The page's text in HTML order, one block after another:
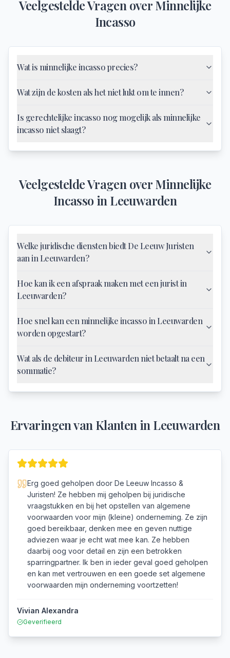
Veelgestelde Vragen overMinnelijke
Incasso
Wat is minnelijke incasso precies?
Wat zijn de kosten als het niet lukt om te innen?
Is gerechtelijke incasso nog mogelijk als minnelijke
incasso niet slaagt?
Veelgestelde Vragen overMinnelijke
Incassoin Leeuwarden
Welke juridische diensten biedt De Leeuw Juristen
aan in Leeuwarden?
Hoe kan ik een afspraak maken met een jurist in
Leeuwarden?
Hoe snel kan een minnelijke incasso in Leeuwarden
worden opgestart?
Wat als de debiteur in Leeuwarden niet betaalt na een
sommatie?
Ervaringen van Klanten in Leeuwarden
Erg goed geholpen door De Leeuw Incasso &
Juristen! Ze hebben mij geholpen bij juridische
vraagstukken en bij het opstellen van algemene
voorwaarden voor mijn (kleine) onderneming. Ze zijn
goed bereikbaar, denken mee en geven nuttige
adviezen waar je echt wat mee kan. Ze hebben
daarbij oog voor detail en zijn een betrokken
sparringpartner. Ik ben in ieder geval goed geholpen
en kan met vertrouwen en een goede set algemene
voorwaarden mijn onderneming voortzetten!
Vivian Alexandra
Geverifieerd